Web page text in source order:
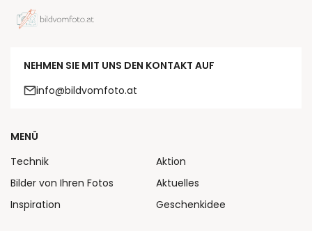
NEHMEN SIE MIT UNS DEN KONTAKT AUF
info@bildvomfoto.at
MENÜ
Technik
Bilder von Ihren Fotos
Inspiration
Aktion
Aktuelles
Geschenkidee